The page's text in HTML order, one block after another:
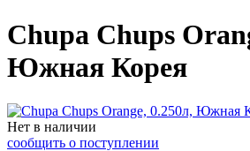
Chupa Chups
Южная Корея
Нет в наличии
сообщить о поступлении